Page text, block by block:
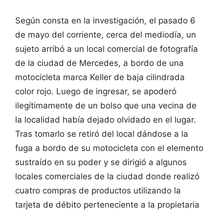
Según consta en la investigación, el pasado 6
de mayo del corriente, cerca del mediodía, un
sujeto arribó a un local comercial de fotografía
de la ciudad de Mercedes, a bordo de una
motocicleta marca Keller de baja cilindrada
color rojo. Luego de ingresar, se apoderó
ilegítimamente de un bolso que una vecina de
la localidad había dejado olvidado en el lugar.
Tras tomarlo se retiró del local dándose a la
fuga a bordo de su motocicleta con el elemento
sustraído en su poder y se dirigió a algunos
locales comerciales de la ciudad donde realizó
cuatro compras de productos utilizando la
tarjeta de débito perteneciente a la propietaria